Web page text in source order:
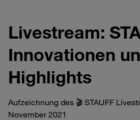
Livestream:
Innovationen
Highlights
Aufzeichnung des 🎬 STAUFF
November 2021